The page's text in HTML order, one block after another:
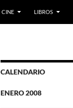
CINE LIBROS
CALENDARIO
ENERO 2008